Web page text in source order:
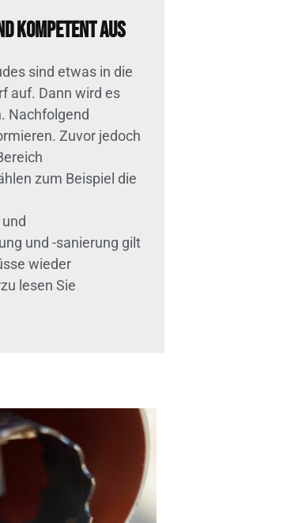
kompetent aus
sind etwas in die
auf. Dann wird es
Nachfolgend
Zuvor jedoch
zum Beispiel die
und -sanierung gilt
wieder
lesen Sie